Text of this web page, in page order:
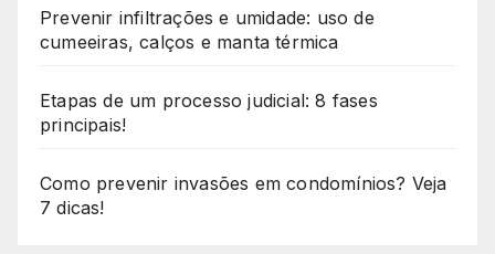
Prevenir infiltrações e umidade: uso de
cumeeiras, calços e manta térmica
Etapas de um processo judicial: 8 fases
principais!
Como prevenir invasões em condomínios? Veja
7 dicas!